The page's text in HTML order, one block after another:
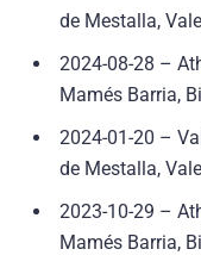
de Mestalla,
2024-08-28 –
Mamés Barria,
2024-01-20 –
de Mestalla,
2023-10-29 –
Mamés Barria,